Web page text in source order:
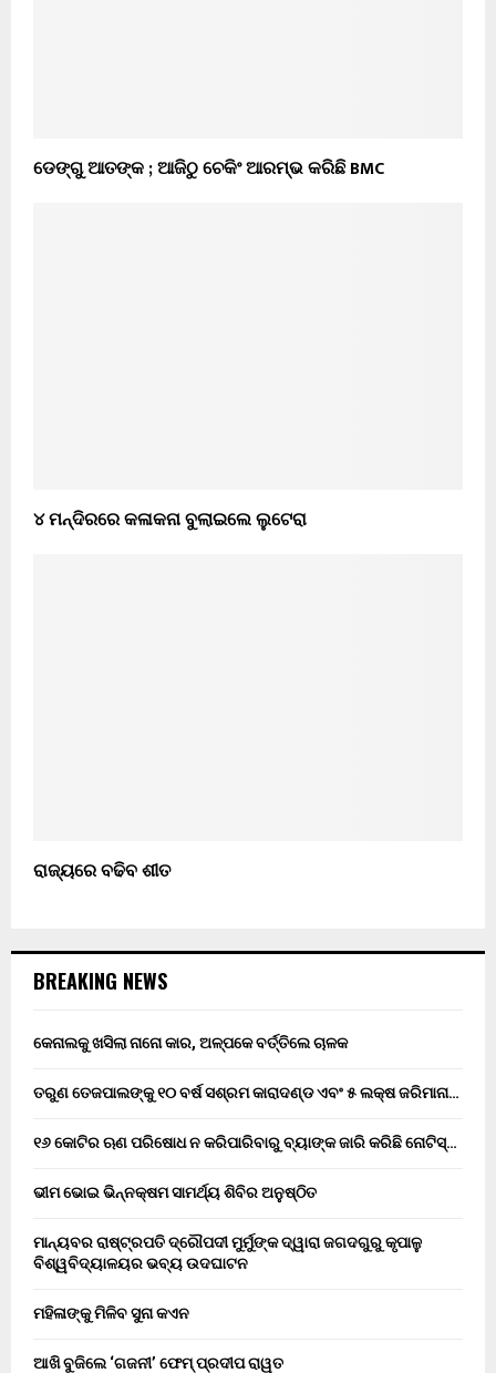
ଡେଙ୍ଗୁ ଆତଙ୍କ ; ଆଜିଠୁ ଚେକିଂ ଆରମ୍ଭ କରିଛି BMC
୪ ମନ୍ଦିରରେ କଳାକନା ବୁଲାଇଲେ ଲୁଟେରା
ରାଜ୍ୟରେ ବଢିବ ଶୀତ
BREAKING NEWS
କେନାଲକୁ ଖସିଲା ନାନୋ କାର, ଅଳ୍ପକେ ବର୍ତ୍ତିଲେ ଚାଳକ
ତରୁଣ ତେଜପାଲଙ୍କୁ ୧୦ ବର୍ଷ ସଶ୍ରମ କାରାଦଣ୍ଡ ଏବଂ ₹୫ ଲକ୍ଷ ଜରିମାନା…
୧୬ କୋଟିର ଋଣ ପରିଷୋଧ ନ କରିପାରିବାରୁ ବ୍ୟାଙ୍କ ଜାରି କରିଛି ନୋଟିସ୍…
ଭୀମ ଭୋଇ ଭିନ୍ନକ୍ଷମ ସାମର୍ଥ୍ୟ ଶିବିର ଅନୁଷ୍ଠିତ
ମାନ୍ୟବର ରାଷ୍ଟ୍ରପତି ଦ୍ରୌପଦୀ ମୁର୍ମୁଙ୍କ ଦ୍ୱାରା ଜଗଦଗୁରୁ କୃପାଳୁ
ବିଶ୍ୱବିଦ୍ୟାଳୟର ଭବ୍ୟ ଉଦଘାଟନ
ମହିଳାଙ୍କୁ ମିଳିବ ସୁନା କଏନ
ଆଖି ବୁଜିଲେ ‘ଗଜନୀ’ ଫେମ୍ ପ୍ରଦୀପ ରାୱତ